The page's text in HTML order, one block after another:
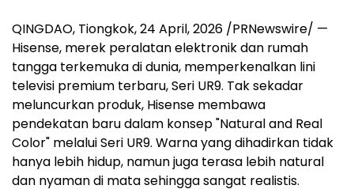
QINGDAO, Tiongkok,24 April, 2026 /PRNewswire/ —
Hisense, merek peralatan elektronik dan rumah
tangga terkemuka di dunia, memperkenalkan lini
televisi premium terbaru, Seri UR9. Tak sekadar
meluncurkan produk, Hisense membawa
pendekatan baru dalam konsep "Natural and Real
Color" melalui Seri UR9. Warna yang dihadirkan tidak
hanya lebih hidup, namun juga terasa lebih natural
dan nyaman di mata sehingga sangat realistis.